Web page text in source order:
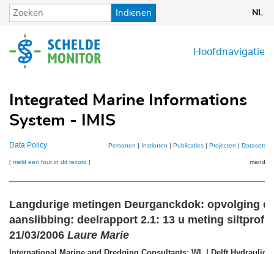
Overslaan
en
de
inhoud
Indienen NL
Hoofdnavigatie
Integrated Marine Informations
System - IMIS
Data Policy Personen | Instituten | Publicaties| Projecten | Datasets
[ meld een fout in dit record ] mandje
Langdurige metingen Deurganckdok: opvolging
aanslibbing: deelrapport 2.1: 13 u meting
21/03/2006 Laure Marie